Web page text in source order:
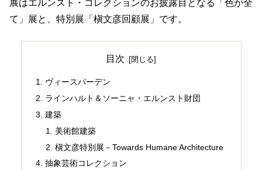
展はエルンスト・コレクションのお披露目となる「色が全
て」展と、特別展「槇文彦回顧展」です。
目次
ヴィースバーデン
ラインハルト＆ソーニャ・エルンスト財団
建築
美術館建築
槇文彦特別展－Towards Humane Architecture
抽象芸術コレクション